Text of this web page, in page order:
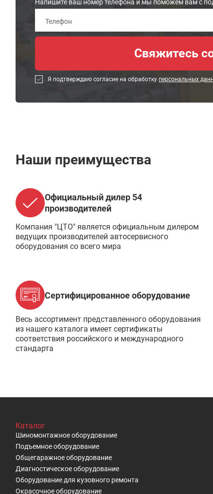
Напишите ваш номер телефона и мы поможем вам с
Я подтверждаю согласие на обработку персональных
Наши преимущества
Официальный дилер 54
производителей
Компания "ЦТО" является официальным дилером
ведущих производителей автосервисного
оборудования со всего мира
Сертифицированное оборудование
Весь ассортимент представленного оборудования
из нашего каталога имеет сертификаты
соответствия российского и международного
стандарта
Каталог
Шиномонтажное оборудование
Подъемное оборудование
Общегаражное оборудование
Диагностическое оборудование
Оборудование для кузовного ремонта
Окрасочное оборудование